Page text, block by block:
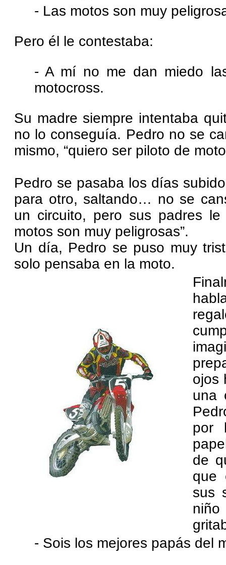
- Las motos son muy
Pero él le contestaba:
- A mí no me dan miedo
motocross.
Su madre siempre intentaba
no lo conseguía. Pedro no se
mismo, “quiero ser piloto de
Pedro se pasaba los días
para otro, saltando… no se
un circuito, pero sus padres
motos son muy peligrosas”.
Un día, Pedro se puso muy
solo pensaba en la moto.
ojos
una
por
de
que
sus
- Sois los mejores papás del